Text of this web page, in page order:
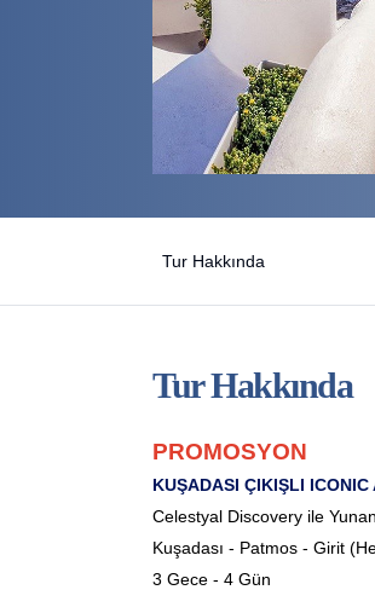
Tur Hakkında
Tur Hakkında
PROMOSYON
KUŞADASI ÇIKIŞLI ICONIC
Celestyal Discovery ile
Kuşadası - Patmos - Girit
3 Gece - 4 Gün